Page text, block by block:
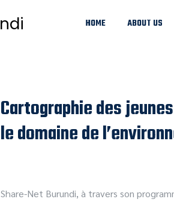
HOME ABOUT US
Cartographie des
le domaine de
Share-Net Burundi, à travers son